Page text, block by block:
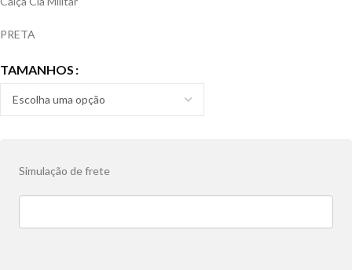
PRETA
TAMANHOS
Simulação de frete